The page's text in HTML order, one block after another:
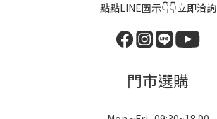
點點LINE圖示👇👇立即洽詢
門市選購